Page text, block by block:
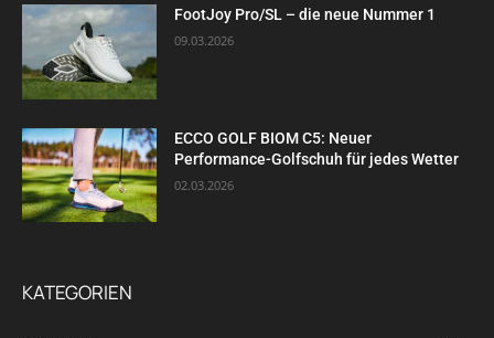
FootJoy Pro/SL – die neue Nummer 1
09.03.2026
ECCO GOLF BIOM C5: Neuer
Performance-Golfschuh für jedes Wetter
02.03.2026
KATEGORIEN